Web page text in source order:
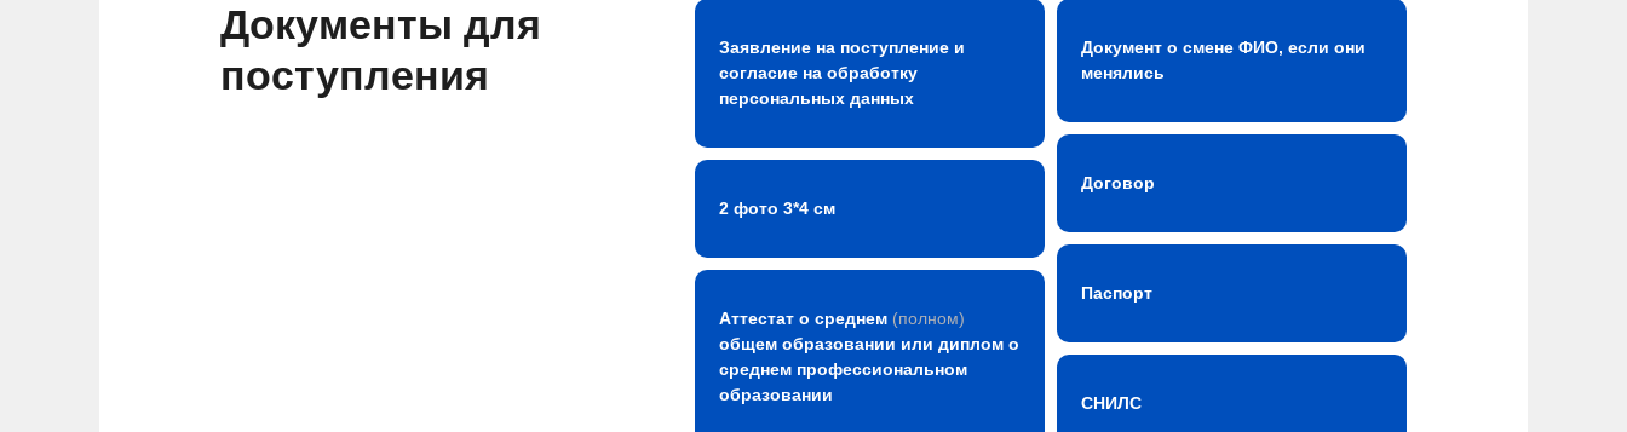
Документы для
поступления
Заявление на поступление и
согласие на обработку
персональных данных
2 фото 3*4 см
Аттестат о среднем (полном)
общем образовании или диплом о
среднем профессиональном
образовании
Документ о смене ФИО, если они
менялись
Договор
Паспорт
СНИЛС